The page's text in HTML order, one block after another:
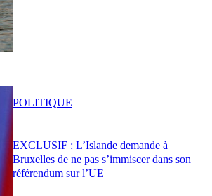
EXCLUSIF : L’Islande demande à
Bruxelles de ne pas s’immiscer dans son
référendum sur l’UE
POLITIQUE